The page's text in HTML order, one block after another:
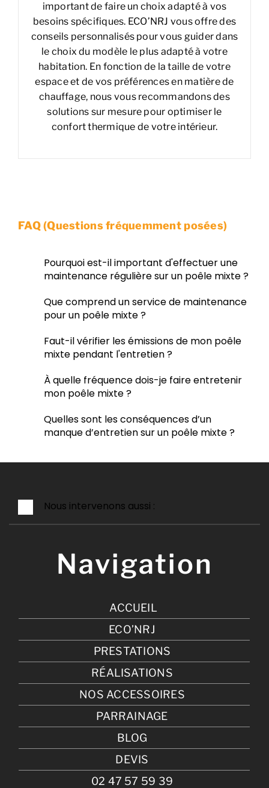
important de faire un choix adapté à vos
besoins spécifiques. ECO’NRJ vous offre des
conseils personnalisés pour vous guider dans
le choix du modèle le plus adapté à votre
habitation. En fonction de la taille de votre
espace et de vos préférences en matière de
chauffage, nous vous recommandons des
solutions sur mesure pour optimiser le
confort thermique de votre intérieur.
FAQ (Questions fréquemment posées)
Pourquoi est-il important d'effectuer une
maintenance régulière sur un poêle mixte ?
Que comprend un service de maintenance
pour un poêle mixte ?
Faut-il vérifier les émissions de mon poêle
mixte pendant l'entretien ?
À quelle fréquence dois-je faire entretenir
mon poêle mixte ?
Quelles sont les conséquences d’un
manque d’entretien sur un poêle mixte ?
Nous intervenons aussi :
Navigation
ACCUEIL
ECO’NRJ
PRESTATIONS
RÉALISATIONS
NOS ACCESSOIRES
PARRAINAGE
BLOG
DEVIS
02 47 57 59 39